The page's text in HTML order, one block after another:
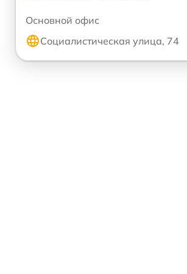
Основной офис
Социалистическая улица, 74